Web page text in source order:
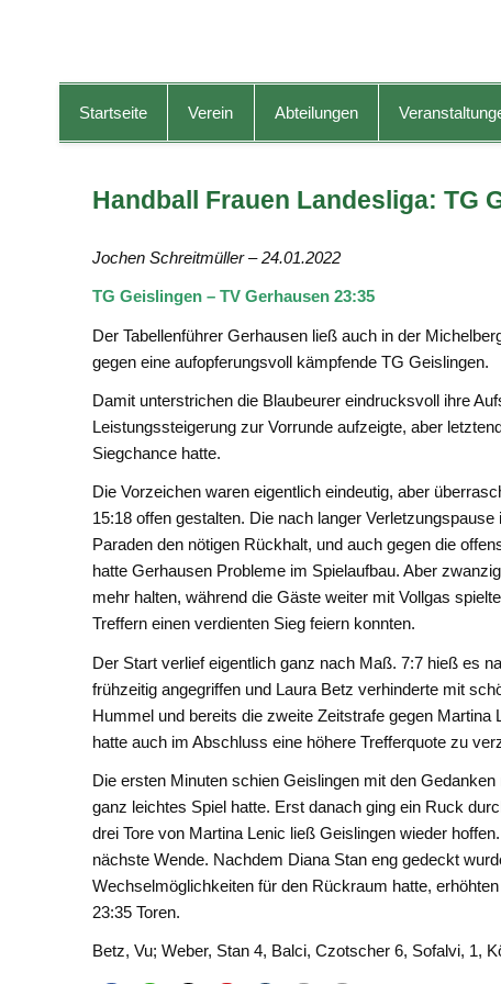
Startseite Verein Abteilungen
Handball Frauen Landesliga: TG
Jochen Schreitmüller – 24.01.2022
TG Geislingen – TV Gerhausen 23:35
Der Tabellenführer Gerhausen ließ auch in der
gegen eine aufopferungsvoll kämpfende TG Geislingen.
Damit unterstrichen die Blaubeurer eindrucksvoll ihre
Leistungssteigerung zur Vorrunde aufzeigte, aber
Siegchance hatte.
Die Vorzeichen waren eigentlich eindeutig, aber
15:18 offen gestalten. Die nach langer
Paraden den nötigen Rückhalt, und auch gegen die
hatte Gerhausen Probleme im Spielaufbau. Aber
mehr halten, während die Gäste weiter mit Vollgas
Treffern einen verdienten Sieg feiern konnten.
Der Start verlief eigentlich ganz nach Maß. 7:7 hieß es
frühzeitig angegriffen und Laura Betz verhinderte mit
Hummel und bereits die zweite Zeitstrafe gegen
hatte auch im Abschluss eine höhere Trefferquote zu
Die ersten Minuten schien Geislingen mit den
ganz leichtes Spiel hatte. Erst danach ging ein Ruck
drei Tore von Martina Lenic ließ Geislingen wieder
nächste Wende. Nachdem Diana Stan eng gedeckt
Wechselmöglichkeiten für den Rückraum hatte,
23:35 Toren.
Betz, Vu; Weber, Stan 4, Balci, Czotscher 6, Sofalvi, 1,